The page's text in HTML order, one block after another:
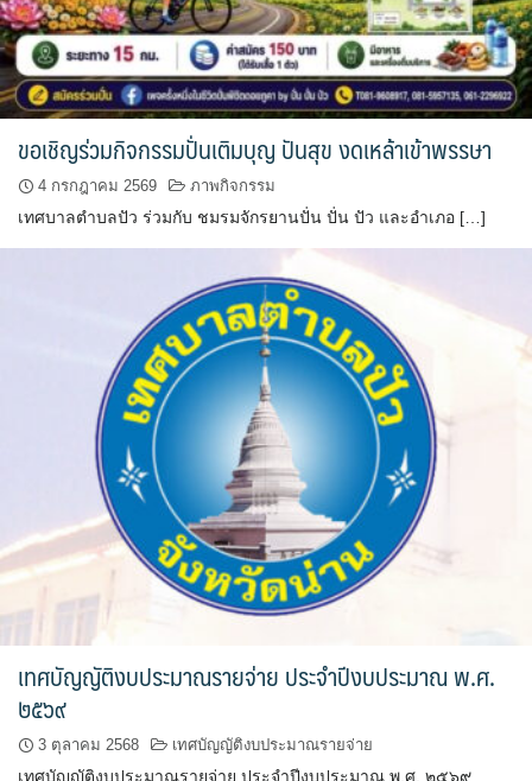
C View Home
Deply
Go Hight ‘O Village
HOMU Villa
Shanti – Retreat
กรีนฮิลล์รีสอร์ท
ก๋างโต้งคอฟฟี่รีสอร์ท
ชมพูภูคารีสอร์ท
ต้นแหลงโฮมสเตย์
ตูบฮิมโต้งโฮมสเตย์
นครน่านอพาร์ทเม้น
นะลาวิวรีสอร์ท
นาต้นบัวโฮมสเตย์
ขอเชิญร่วมกิจกรรมปั่นเติมบุญ ปันสุข งดเหล้าเข้าพรรษา
4 กรกฎาคม 2569 ภาพกิจกรรม
เทศบาลตำบลปัว ร่วมกับ ชมรมจักรยานปั่น ปั่น ปัว และอำเภอ […]
เทศบัญญัติงบประมาณรายจ่าย ประจำปีงบประมาณ พ.ศ.
๒๕๖๙
3 ตุลาคม 2568 เทศบัญญัติงบประมาณรายจ่าย
เทศบัญญัติงบประมาณรายจ่าย ประจำปีงบประมาณ พ.ศ. ๒๕๖๙